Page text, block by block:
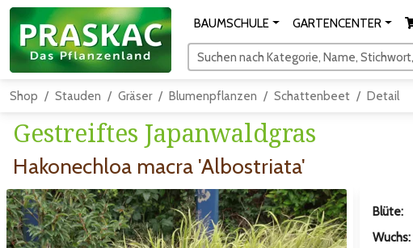
BAUMSCHULE GARTENCENTER
Suchen nach Kategorie, Name,
Shop Stauden Gräser Blumenpflanzen Schattenbeet Detail
Gestreiftes Japanwaldgras
Hakonechloa macra 'Albostriata'
Blüte:
Wuchs: